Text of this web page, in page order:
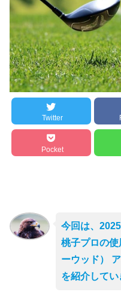
Twitter
Pocket
今回は、
桃子プロの
ーウッド）
を紹介してい